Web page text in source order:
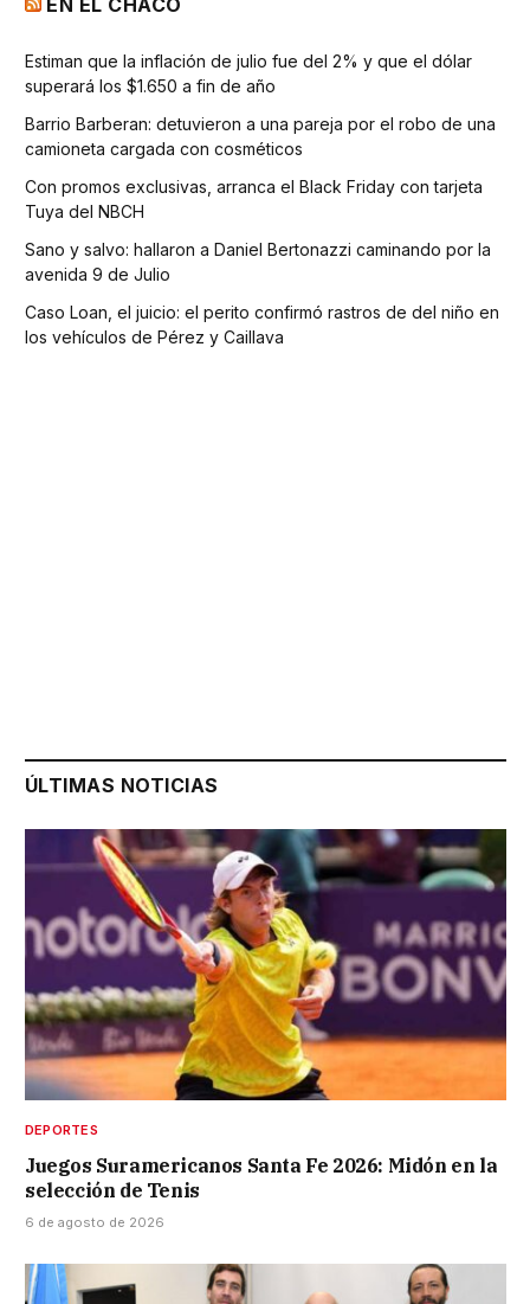
EN EL CHACO
Estiman que la inflación de julio fue del 2% y que el dólar
superará los $1.650 a fin de año
Barrio Barberan: detuvieron a una pareja por el robo de una
camioneta cargada con cosméticos
Con promos exclusivas, arranca el Black Friday con tarjeta
Tuya del NBCH
Sano y salvo: hallaron a Daniel Bertonazzi caminando por la
avenida 9 de Julio
Caso Loan, el juicio: el perito confirmó rastros de del niño en
los vehículos de Pérez y Caillava
ÚLTIMAS NOTICIAS
DEPORTES
Juegos Suramericanos Santa Fe 2026: Midón en la
selección de Tenis
6 de agosto de 2026